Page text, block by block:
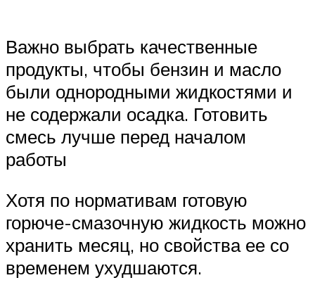
Важно выбрать качественные
продукты, чтобы бензин и масло
были однородными жидкостями и
не содержали осадка. Готовить
смесь лучше перед началом
работы
Хотя по нормативам готовую
горюче-смазочную жидкость можно
хранить месяц, но свойства ее со
временем ухудшаются.